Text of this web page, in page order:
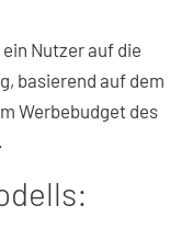
ein Nutzer auf die
basierend auf dem
Werbebudget des